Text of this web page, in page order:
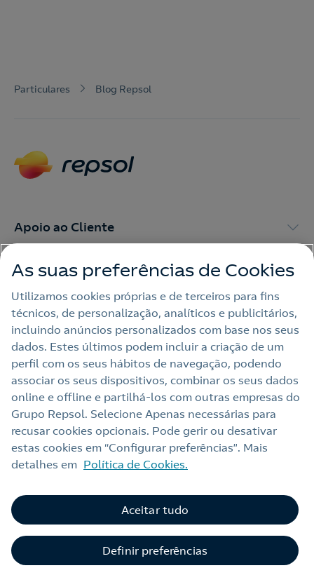
Particulares Blog Repsol
Apoio ao Cliente
My Repsol
Outras Energias
Links Úteis
Nota legal
Política de privacidade
Política de cookies
Acessibilidade
Alerta por fraude
Livro de Reclamações Online
As suas preferências de Cookies
Utilizamos cookies próprias e de terceiros para fins
técnicos, de personalização, analíticos e publicitários,
incluindo anúncios personalizados com base nos seus
dados. Estes últimos podem incluir a criação de um
perfil com os seus hábitos de navegação, podendo
associar os seus dispositivos, combinar os seus dados
online e offline e partilhá‑los com outras empresas do
Grupo Repsol. Selecione Apenas necessárias para
recusar cookies opcionais. Pode gerir ou desativar
estas cookies em “Configurar preferências”. Mais
detalhes em Política de Cookies.
Definir preferências
Aceitar tudo